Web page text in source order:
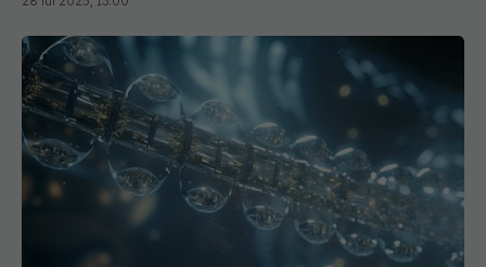
EXCLUSIV
Mihai Băican: E medicament